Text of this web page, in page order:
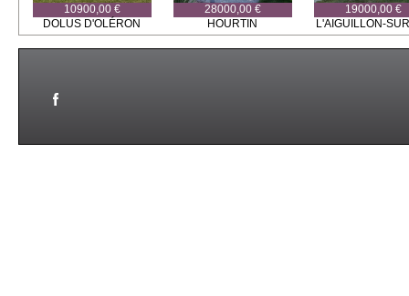
10900,00 €
DOLUS D'OLÉRON
28000,00 €
HOURTIN
19000,00 €
L'AIGUILLON-